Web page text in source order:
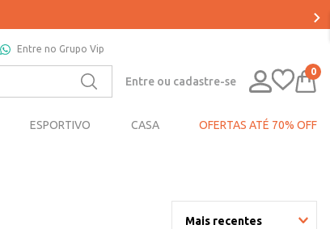
Entre no Grupo Vip
Entre ou cadastre-se
0
ESPORTIVO CASA OFERTAS ATÉ 70% OFF
Mais recentes